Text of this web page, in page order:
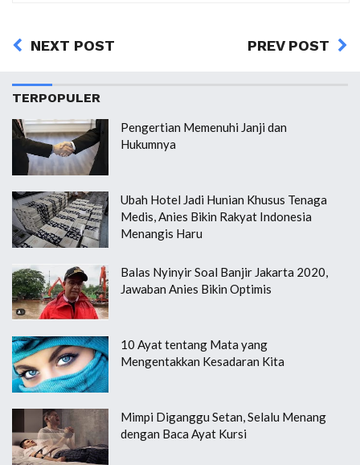
NEXT POST PREV POST
TERPOPULER
Pengertian Memenuhi Janji dan
Hukumnya
Ubah Hotel Jadi Hunian Khusus Tenaga
Medis, Anies Bikin Rakyat Indonesia
Menangis Haru
Balas Nyinyir Soal Banjir Jakarta 2020,
Jawaban Anies Bikin Optimis
10 Ayat tentang Mata yang
Mengentakkan Kesadaran Kita
Mimpi Diganggu Setan, Selalu Menang
dengan Baca Ayat Kursi